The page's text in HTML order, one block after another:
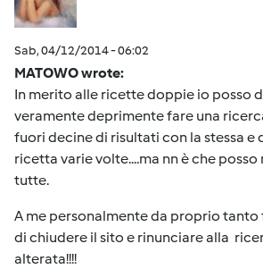
Sab, 04/12/2014 - 06:02
MATOWO wrote:
In merito alle ricette doppie io posso
veramente deprimente fare una
fuori decine di risultati con la stessa e
ricetta varie volte....ma nn è che
tutte.
A me personalmente da proprio
di chiudere il sito e rinunciare alla
alterata!!!!